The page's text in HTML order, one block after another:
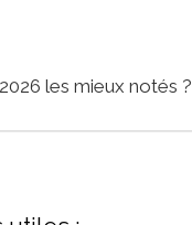
les mieux notés ?